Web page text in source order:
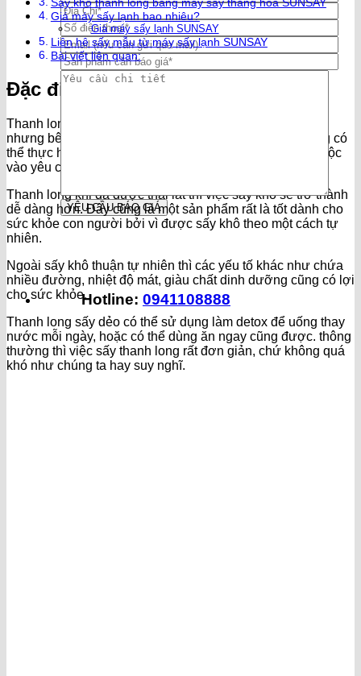
Hotline: 0941108888
Sấy khô thanh long bằng máy sấy thăng hoa SUNSAY
Giá máy sấy lạnh bao nhiêu?
Giá máy sấy lạnh SUNSAY
Liên hệ sấy mẫu từ máy sấy lạnh SUNSAY
Bài viết liên quan:
Đặc điểm thanh long sấy dẻo
Thanh long có thể sấy dẻo bằng máy sấy lạnh SUNSAY,
nhưng bên cạnh đó sản phẩm
cũng có
thể thực hiện bằng máy sấy nhiệt. vấn đề này sẽ phụ thuộc
vào yêu cầu sản xuất cũng như quy mô sản xuất.
Thanh long khi đã được thái lát thì việc sấy khô sẽ trở thành
dễ dàng hơn. Đây cũng là một sản phẩm rất là tốt dành cho
sức khỏe con người bởi vì được sấy khô theo một cách tự
nhiên.
Ngoài sấy khô thuận tự nhiên thì các yếu tố khác như chứa
nhiều đường, nhiệt độ mát, giàu chất dinh dưỡng cũng có lợi
cho sức khỏe.
Thanh long sấy dẻo có thể sử dụng làm detox để uống thay
nước mỗi ngày, hoặc có thể dùng ăn ngay cũng được. thông
thường thì việc sấy thanh long rất đơn giản, chứ không quá
khó như chúng ta hay suy nghĩ.